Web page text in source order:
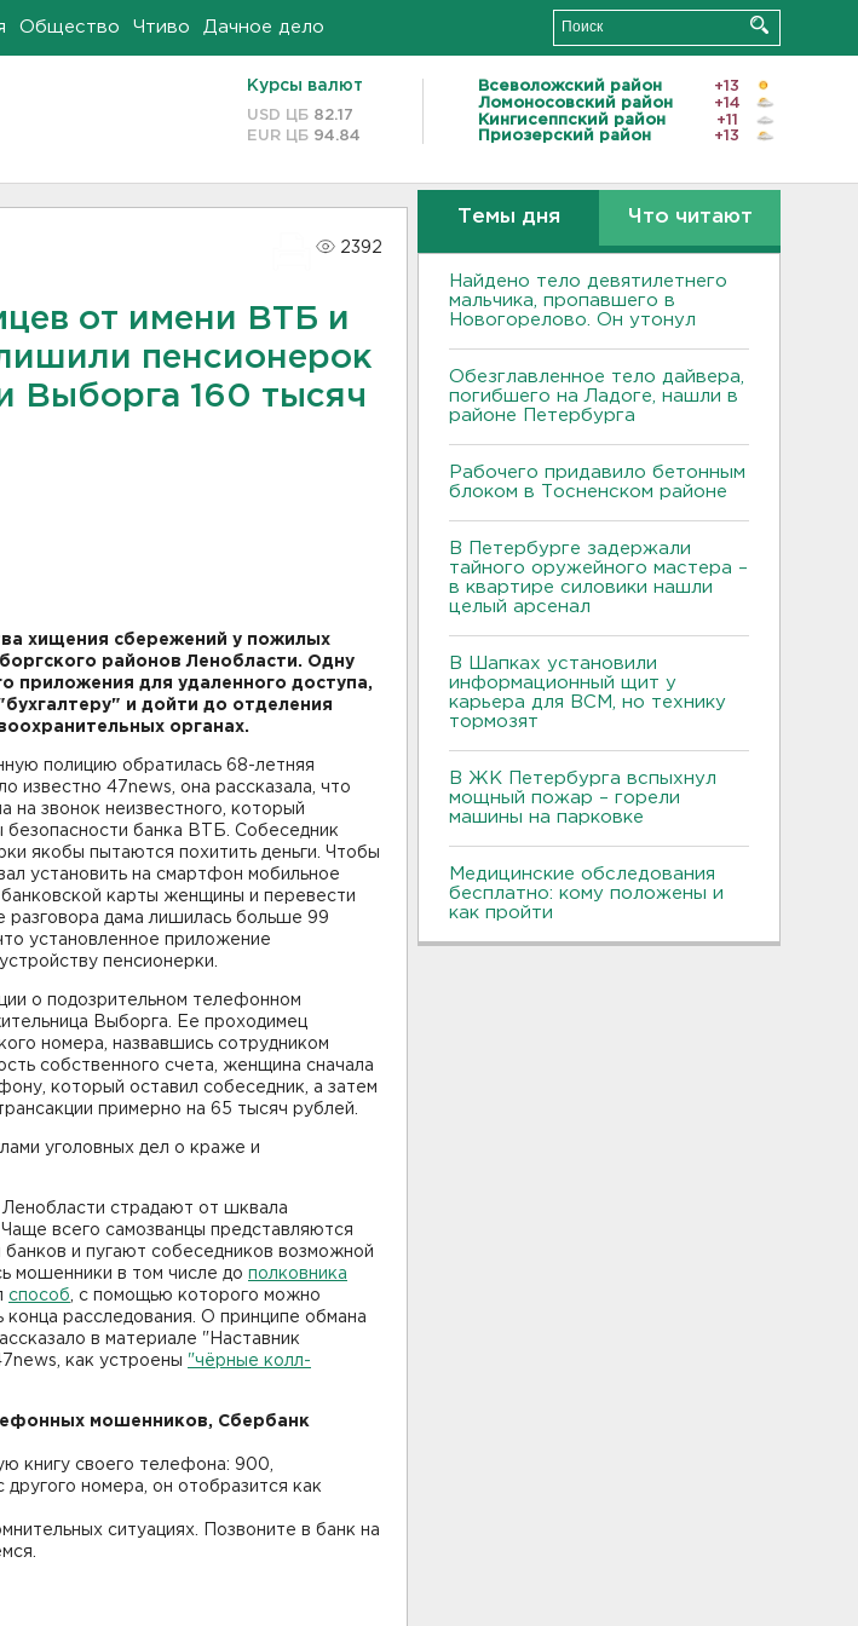
Общество Чтиво Дачное дело
Курсы валют
USD ЦБ 82.17
EUR ЦБ 94.84
Всеволожский район
+13
Ломоносовский район
+14
Кингисеппский район
+11
Приозерский район
+13
2392
от имени ВТБ и
пенсионерок
Выборга 160 тысяч
хищения сбережений у пожилых
районов Ленобласти. Одну
приложения для удаленного доступа,
и дойти до отделения
органах.
полицию обратилась 68-летняя
известно 47news, она рассказала, что
на звонок неизвестного, который
безопасности банка ВТБ. Собеседник
якобы пытаются похитить деньги. Чтобы
установить на смартфон мобильное
карты женщины и перевести
разговора дама лишилась больше 99
установленное приложение
пенсионерки.
о подозрительном телефонном
Выборга. Ее проходимец
номера, назвавшись сотрудником
собственного счета, женщина сначала
который оставил собеседник, а затем
примерно на 65 тысяч рублей.
уголовных дел о краже и
страдают от шквала
всего самозванцы представляются
и пугают собеседников возможной
мошенники в том числе до полковника
способ , с помощью которого можно
расследования. О принципе обмана
в материале "Наставник
как устроены "чёрные колл-
мошенников, Сбербанк
книгу своего телефона: 900,
номера, он отобразится как
ситуациях. Позвоните в банк на
Темы дня Что читают
Найдено тело девятилетнего
мальчика, пропавшего в
Новогорелово. Он утонул
Обезглавленное тело дайвера,
погибшего на Ладоге, нашли в
районе Петербурга
Рабочего придавило бетонным
блоком в Тосненском районе
В Петербурге задержали
тайного оружейного мастера –
в квартире силовики нашли
целый арсенал
В Шапках установили
информационный щит у
карьера для ВСМ, но технику
тормозят
В ЖК Петербурга вспыхнул
мощный пожар – горели
машины на парковке
Медицинские обследования
бесплатно: кому положены и
как пройти